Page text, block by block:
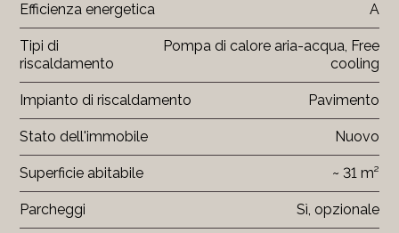
Efficienza energetica A
Tipi di
riscaldamento
Pompa di calore aria-acqua, Free
cooling
Impianto di riscaldamento Pavimento
Stato dell'immobile Nuovo
Superficie abitabile ~ 31 m²
Parcheggi Sì, opzionale